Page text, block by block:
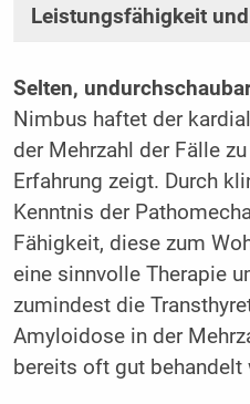
Leistungsfähigkeit
Selten,
Nimbus haftet der
der Mehrzahl der Fälle
Erfahrung zeigt. Durch
Kenntnis der
Fähigkeit, diese zum
eine sinnvolle Therapie
zumindest die
Amyloidose in der
bereits oft gut behandelt